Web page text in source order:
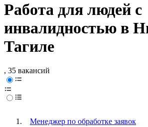
Работа для людей с
инвалидностью в
Тагиле
, 35 вакансий
Менеджер по обработке заявок